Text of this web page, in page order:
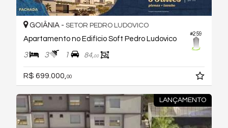
#259
GOIÂNIA - SETOR PEDRO LUDOVICO
Apartamento no Edifício Soft Pedro Ludovico
3 3 1 84,00
R$ 699.000, 00
LANÇAMENTO